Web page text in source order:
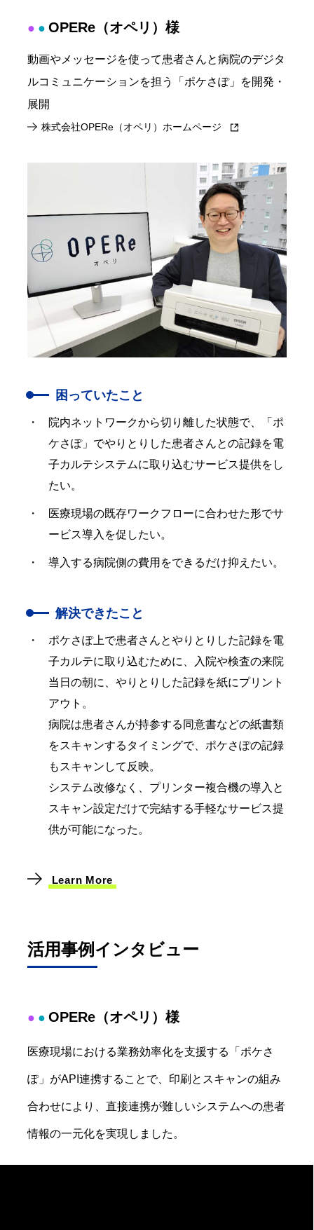
● ● OPERe（オペリ）様
動画やメッセージを使って患者さんと病院のデジタ
ルコミュニケーションを担う「ポケさぽ」を開発・
展開
株式会社OPERe（オペリ）ホームページ
困っていたこと
院内ネットワークから切り離した状態で、「ポ
ケさぽ」でやりとりした患者さんとの記録を電
子カルテシステムに取り込むサービス提供をし
たい。
医療現場の既存ワークフローに合わせた形でサ
ービス導入を促したい。
導入する病院側の費用をできるだけ抑えたい。
解決できたこと
ポケさぽ上で患者さんとやりとりした記録を電
子カルテに取り込むために、入院や検査の来院
当日の朝に、やりとりした記録を紙にプリント
アウト。
病院は患者さんが持参する同意書などの紙書類
をスキャンするタイミングで、ポケさぽの記録
もスキャンして反映。
システム改修なく、プリンター複合機の導入と
スキャン設定だけで完結する手軽なサービス提
供が可能になった。
Learn More
活用事例インタビュー
● ● OPERe（オペリ）様
医療現場における業務効率化を支援する「ポケさ
ぽ」がAPI連携することで、印刷とスキャンの組み
合わせにより、直接連携が難しいシステムへの患者
情報の一元化を実現しました。